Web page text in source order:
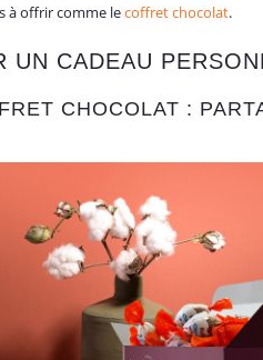
à offrir comme lecoffret chocolat.
UN CADEAU
CHOCOLAT :